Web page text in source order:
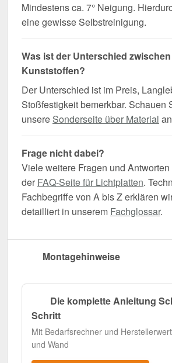
Mindestens ca. 7° Neigung.
eine gewisse Selbstreinigung.
Was ist der Unterschied
Kunststoffen?
Der Unterschied ist im Preis,
Stoßfestigkeit bemerkbar. Schauen
unsere Sonderseite über Material
Frage nicht dabei?
Viele weitere Fragen und
der FAQ-Seite für Lichtplatten.
Fachbegriffe von A bis Z erklären
detailliert in unserem Fachglossar.
Montagehinweise
Die komplette Anleitung
Schritt
Mit Bedarfsrechner und
und Wand